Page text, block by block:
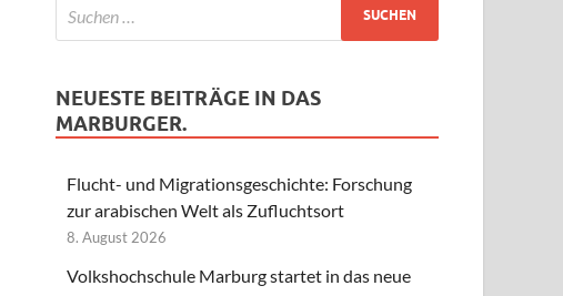
NEUESTE BEITRÄGE IN DAS
MARBURGER.
Flucht- und Migrationsgeschichte: Forschung
zur arabischen Welt als Zufluchtsort
8. August 2026
Volkshochschule Marburg startet in das neue